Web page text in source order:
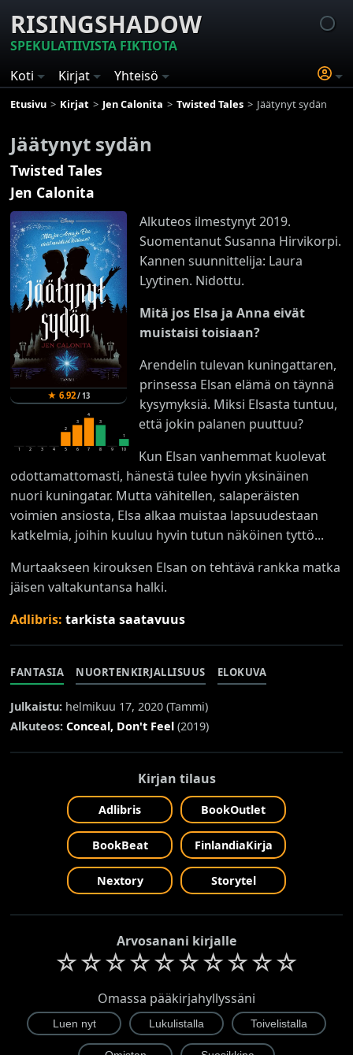
RISINGSHADOW
SPEKULATIIVISTA FIKTIOTA
Koti
Kirjat Yhteisö
Etusivu Kirjat Jen Calonita Twisted Tales Jäätynyt sydän
Jäätynyt sydän
Twisted Tales
Jen Calonita
★6.92/13
1 2 3 4
2
5
3
6
4
7
3
8 9
1
10
Alkuteos ilmestynyt 2019.
Suomentanut Susanna Hirvikorpi.
Kannen suunnittelija: Laura
Lyytinen. Nidottu.
Mitä jos Elsa ja Anna eivät
muistaisi toisiaan?
Arendelin tulevan kuningattaren,
prinsessa Elsan elämä on täynnä
kysymyksiä. Miksi Elsasta tuntuu,
että jokin palanen puuttuu?
Kun Elsan vanhemmat kuolevat
odottamattomasti, hänestä tulee hyvin yksinäinen
nuori kuningatar. Mutta vähitellen, salaperäisten
voimien ansiosta, Elsa alkaa muistaa lapsuudestaan
katkelmia, joihin kuuluu hyvin tutun näköinen tyttö...
Murtaakseen kirouksen Elsan on tehtävä rankka matka
jäisen valtakuntansa halki.
Adlibris:tarkista saatavuus
FANTASIA NUORTENKIRJALLISUUS ELOKUVA
Julkaistu: helmikuu 17, 2020 (Tammi)
Alkuteos: Conceal, Don't Feel (2019)
Kirjan tilaus
Adlibris BookOutlet
BookBeat FinlandiaKirja
Nextory Storytel
Arvosanani kirjalle
☆☆☆☆☆☆☆☆☆☆
Omassa pääkirjahyllyssäni